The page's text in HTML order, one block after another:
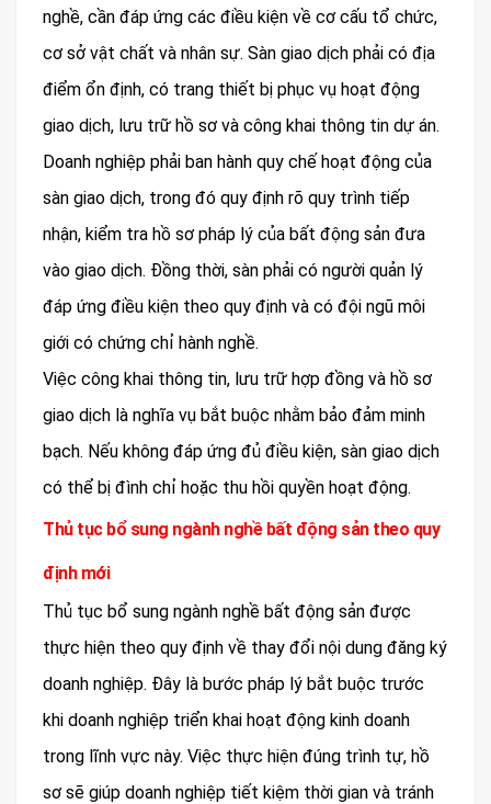
nghề, cần đáp ứng các điều kiện về cơ cấu tổ chức,
cơ sở vật chất và nhân sự. Sàn giao dịch phải có địa
điểm ổn định, có trang thiết bị phục vụ hoạt động
giao dịch, lưu trữ hồ sơ và công khai thông tin dự án.
Doanh nghiệp phải ban hành quy chế hoạt động của
sàn giao dịch, trong đó quy định rõ quy trình tiếp
nhận, kiểm tra hồ sơ pháp lý của bất động sản đưa
vào giao dịch. Đồng thời, sàn phải có người quản lý
đáp ứng điều kiện theo quy định và có đội ngũ môi
giới có chứng chỉ hành nghề.
Việc công khai thông tin, lưu trữ hợp đồng và hồ sơ
giao dịch là nghĩa vụ bắt buộc nhằm bảo đảm minh
bạch. Nếu không đáp ứng đủ điều kiện, sàn giao dịch
có thể bị đình chỉ hoặc thu hồi quyền hoạt động.
Thủ tục bổ sung ngành nghề bất động sản theo quy
định mới
Thủ tục bổ sung ngành nghề bất động sản được
thực hiện theo quy định về thay đổi nội dung đăng ký
doanh nghiệp. Đây là bước pháp lý bắt buộc trước
khi doanh nghiệp triển khai hoạt động kinh doanh
trong lĩnh vực này. Việc thực hiện đúng trình tự, hồ
sơ sẽ giúp doanh nghiệp tiết kiệm thời gian và tránh